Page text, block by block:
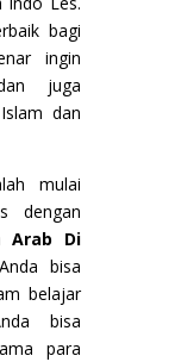
bagi
ingin
juga
dan
mulai
dengan
Arab Di
bisa
belajar
bisa
para